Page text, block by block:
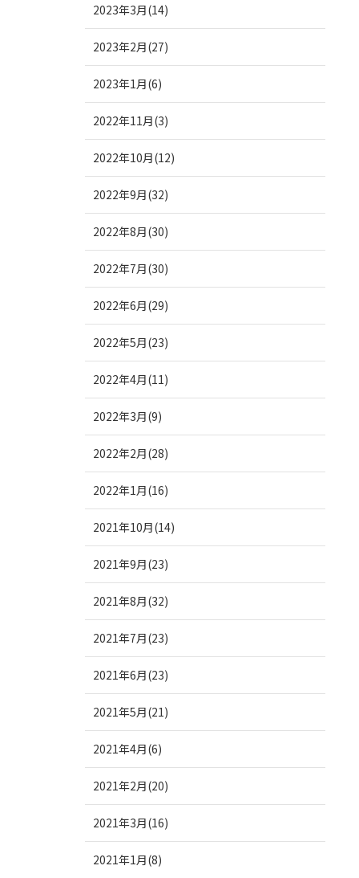
2023年3月(14)
2023年2月(27)
2023年1月(6)
2022年11月(3)
2022年10月(12)
2022年9月(32)
2022年8月(30)
2022年7月(30)
2022年6月(29)
2022年5月(23)
2022年4月(11)
2022年3月(9)
2022年2月(28)
2022年1月(16)
2021年10月(14)
2021年9月(23)
2021年8月(32)
2021年7月(23)
2021年6月(23)
2021年5月(21)
2021年4月(6)
2021年2月(20)
2021年3月(16)
2021年1月(8)